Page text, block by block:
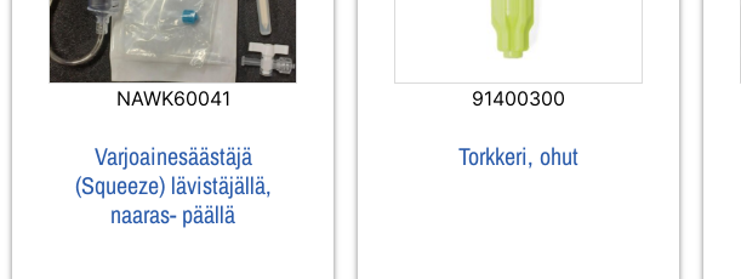
NAWK60041
Varjoainesäästäjä
(Squeeze) lävistäjällä,
naaras- päällä
91400300
Torkkeri, ohut